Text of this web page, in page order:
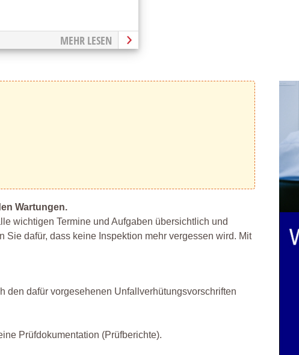
MEHR LESEN
Wartungen.
wichtigen Termine und Aufgaben übersichtlich und
dafür, dass keine Inspektion mehr vergessen wird. Mit
den dafür vorgesehenen Unfallverhütungsvorschriften
Prüfdokumentation (Prüfberichte).